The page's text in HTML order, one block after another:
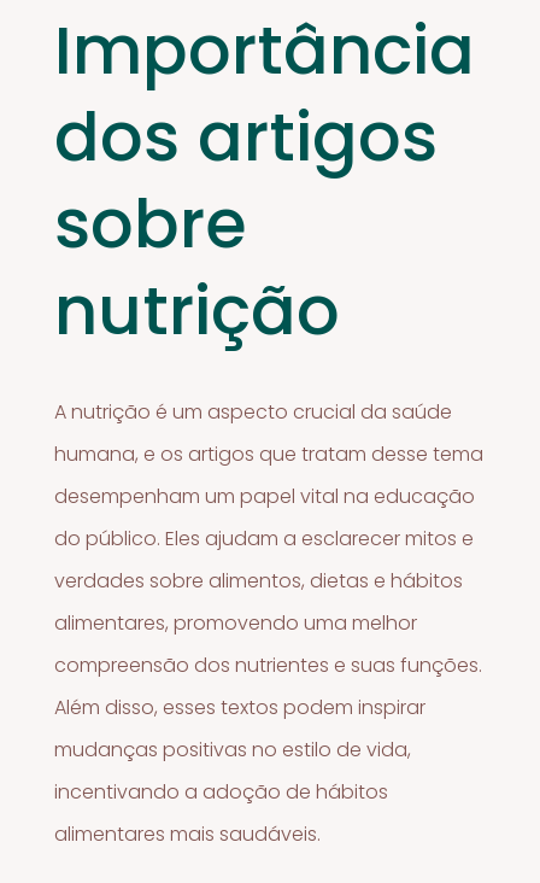
Importância
dos artigos
sobre
nutrição
A nutrição é um aspecto crucial da saúde
humana, e os artigos que tratam desse tema
desempenham um papel vital na educação
do público. Eles ajudam a esclarecer mitos e
verdades sobre alimentos, dietas e hábitos
alimentares, promovendo uma melhor
compreensão dos nutrientes e suas funções.
Além disso, esses textos podem inspirar
mudanças positivas no estilo de vida,
incentivando a adoção de hábitos
alimentares mais saudáveis.